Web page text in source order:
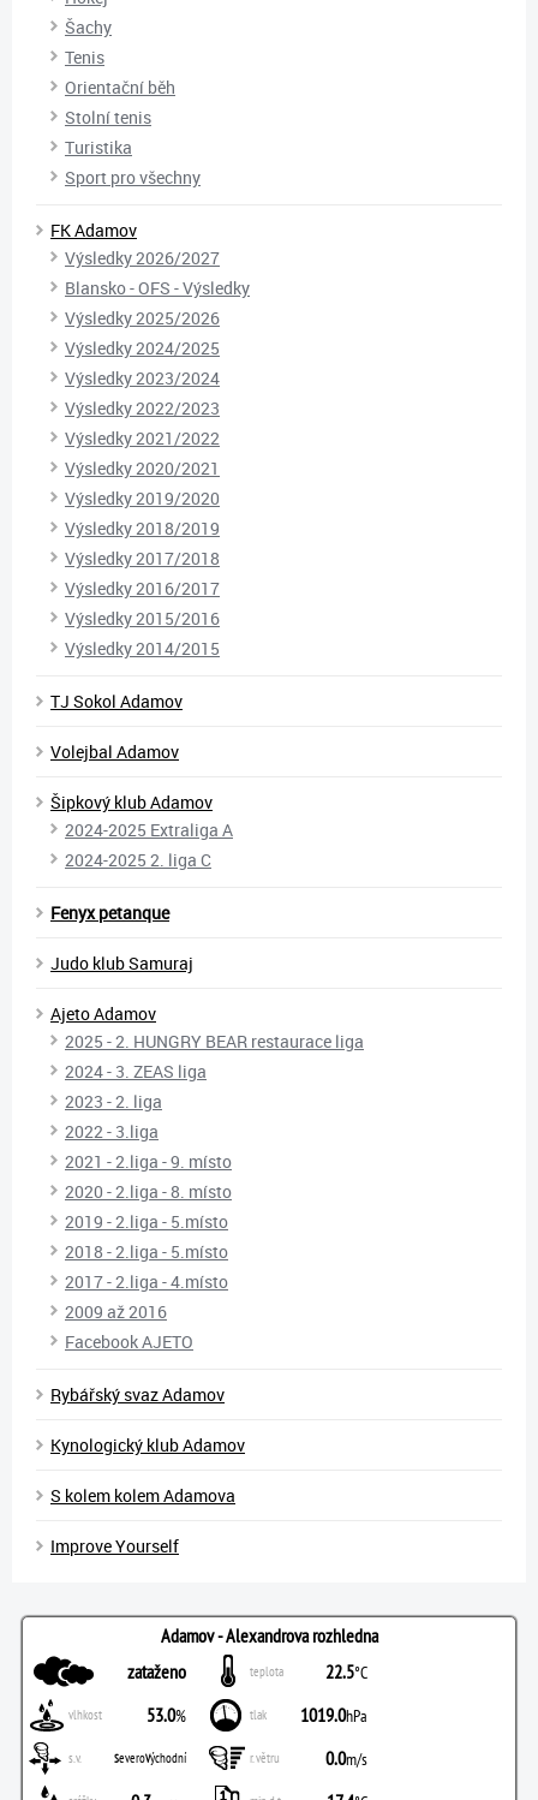
Šachy
Tenis
Orientační běh
Stolní tenis
Turistika
Sport pro všechny
FK Adamov
Výsledky 2026/2027
Blansko - OFS - Výsledky
Výsledky 2025/2026
Výsledky 2024/2025
Výsledky 2023/2024
Výsledky 2022/2023
Výsledky 2021/2022
Výsledky 2020/2021
Výsledky 2019/2020
Výsledky 2018/2019
Výsledky 2017/2018
Výsledky 2016/2017
Výsledky 2015/2016
Výsledky 2014/2015
TJ Sokol Adamov
Volejbal Adamov
Šipkový klub Adamov
2024-2025 Extraliga A
2024-2025 2. liga C
Fenyx petanque
Judo klub Samuraj
Ajeto Adamov
2025 - 2. HUNGRY BEAR restaurace liga
2024 - 3. ZEAS liga
2023 - 2. liga
2022 - 3.liga
2021 - 2.liga - 9. místo
2020 - 2.liga - 8. místo
2019 - 2.liga - 5.místo
2018 - 2.liga - 5.místo
2017 - 2.liga - 4.místo
2009 až 2016
Facebook AJETO
Rybářský svaz Adamov
Kynologický klub Adamov
S kolem kolem Adamova
Improve Yourself